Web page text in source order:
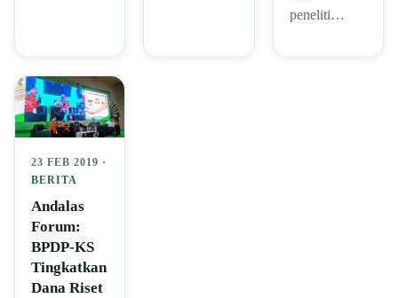
peneliti…
23 FEB 2019 ·
BERITA
Andalas
Forum:
BPDP-KS
Tingkatkan
Dana Riset